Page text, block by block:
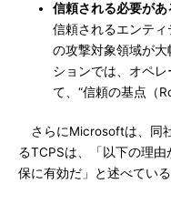
信頼される必要が
信頼されるエンテ
の攻撃対象領域が
ションでは、オペ
て、“信頼の基点（
さらにMicrosoftは、同
るTCPSは、「以下の理
保に有効だ」と述べている